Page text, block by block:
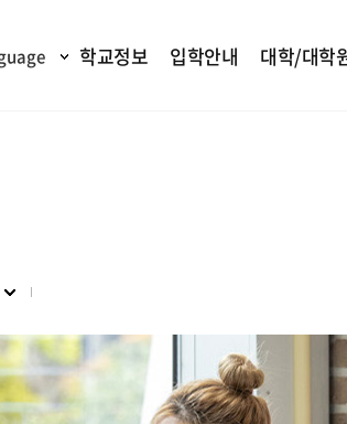
학교정보 입학안내 대학/대학